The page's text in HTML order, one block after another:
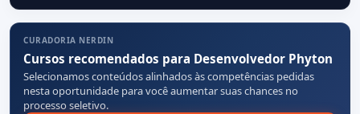
CURADORIA NERDIN
Cursos recomendados para Desenvolvedor Phyton
Selecionamos conteúdos alinhados às competências pedidas
nesta oportunidade para você aumentar suas chances no
processo seletivo.